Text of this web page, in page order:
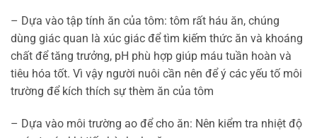
– Dựa vào tập tính ăn của tôm: tôm rất háu ăn, chúng
dùng giác quan là xúc giác để tìm kiếm thức ăn và khoáng
chất để tăng trưởng, pH phù hợp giúp máu tuần hoàn và
tiêu hóa tốt. Vì vậy người nuôi cần nên để ý các yếu tố môi
trường để kích thích sự thèm ăn của tôm
– Dựa vào môi trường ao để cho ăn: Nên kiểm tra nhiệt độ